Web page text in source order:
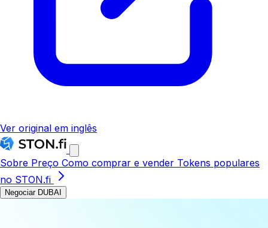
Ver original em inglês
Sobre Preço Como comprar e vender Tokens populares
no STON.fi
Negociar DUBAI